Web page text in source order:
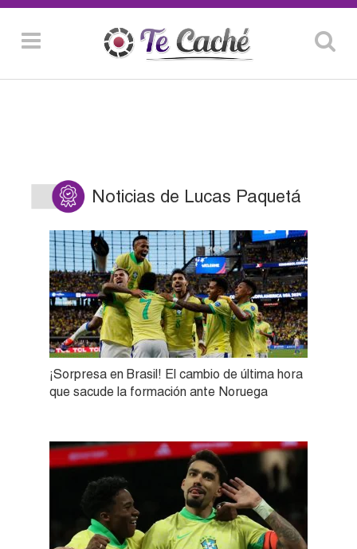
Noticias de Lucas Paquetá
¡Sorpresa en Brasil! El cambio de última hora
que sacude la formación ante Noruega